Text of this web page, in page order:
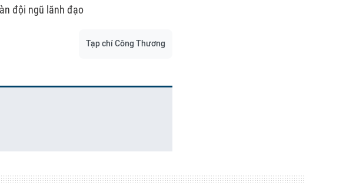
đội ngũ lãnh đạo
Tạp chí Công Thương